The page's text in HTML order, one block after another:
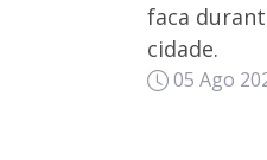
faca
cidade.
05 Ago